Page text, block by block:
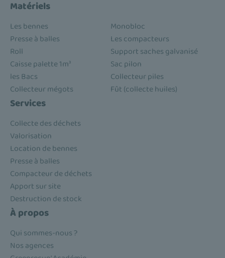
Matériels
Les bennes
Monobloc
Presse à balles
Les compacteurs
Roll
Support saches galvanisé
Caisse palette 1m³
Sac pilon
les Bacs
Collecteur piles
Collecteur mégots
Fût (collecte huiles)
Services
Collecte des déchets
Valorisation
Location de bennes
Presse à balles
Compacteur de déchets
Apport sur site
Destruction de stock
À propos
Qui sommes-nous ?
Nos agences